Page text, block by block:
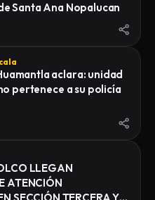
Santa Ana Nopalucan
aclara: unidad
pertenece a su policía
LLEGAN
ATENCIÓN